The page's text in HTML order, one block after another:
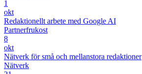
1
okt
Redaktionellt arbete med Google AI
Partnerfrukost
8
okt
Nätverk för små och mellanstora redaktioner
Nätverk